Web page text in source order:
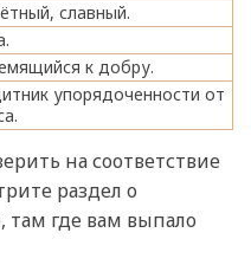
славный.
к добру.
упорядоченности от
на соответствие
раздел о
там где вам выпало